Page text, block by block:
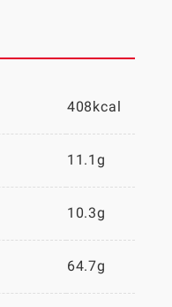
408kcal
11.1g
10.3g
64.7g